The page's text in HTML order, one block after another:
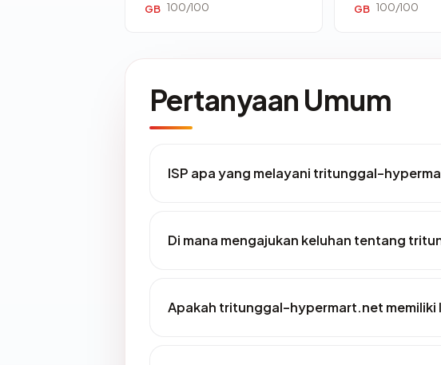
GB 100/100 GB 100/100
Pertanyaan Umum
ISP apa yang melayani tritunggal-
Di mana mengajukan keluhan tentang
Apakah tritunggal-hypermart.net memiliki